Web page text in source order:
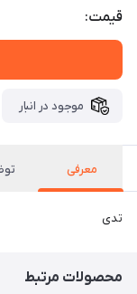
قیمت:
موجود در انبار
معرفی
تدی
محصولات مرتبط